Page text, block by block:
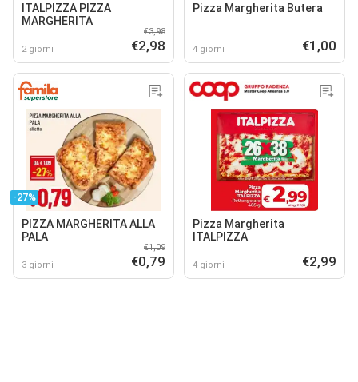
ITALPIZZA PIZZA
MARGHERITA
2 giorni
€3,98
€2,98
Pizza Margherita Butera
4 giorni €1,00
-27%
PIZZA MARGHERITA ALLA
PALA
3 giorni
€1,09
€0,79
Pizza Margherita
ITALPIZZA
4 giorni €2,99